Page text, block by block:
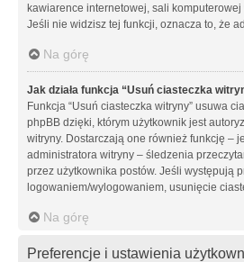
kawiarence internetowej, sali
Jeśli nie widzisz tej funkcji, oznacza to, że
Na górę
Jak działa funkcja “Usuń ciasteczka
Funkcja “Usuń ciasteczka witryny” usuwa
phpBB dzięki, którym użytkownik jest
witryny. Dostarczają one również funkcję –
administratora witryny – śledzenia
przez użytkownika postów. Jeśli występują
logowaniem/wylogowaniem, usunięcie
Na górę
Preferencje i ustawienia